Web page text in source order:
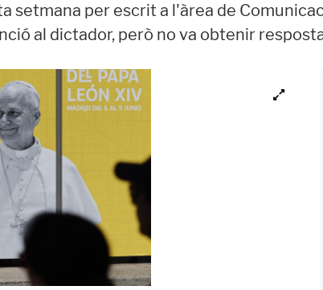
setmana per escrit a l'àrea de
al dictador, però no va obtenir